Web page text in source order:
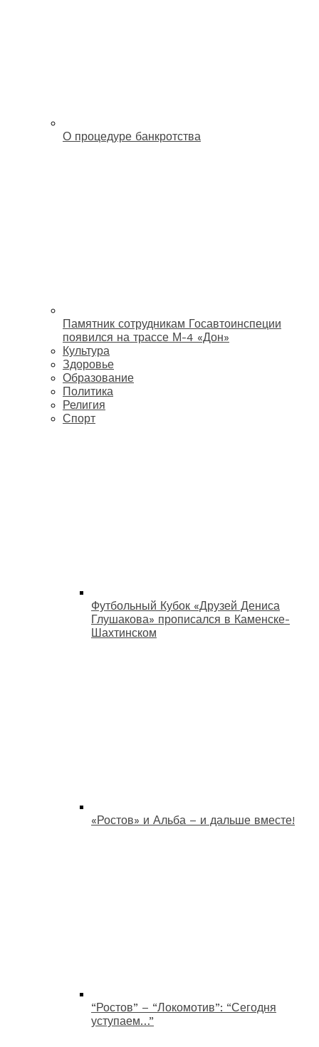
О процедуре банкротства
Памятник сотрудникам Госавтоинспеции
появился на трассе М-4 «Дон»
Культура
Здоровье
Образование
Политика
Религия
Спорт
Футбольный Кубок «Друзей Дениса
Глушакова» прописался в Каменске-
Шахтинском
«Ростов» и Альба – и дальше вместе!
“Ростов” – “Локомотив”: “Сегодня
уступаем…”